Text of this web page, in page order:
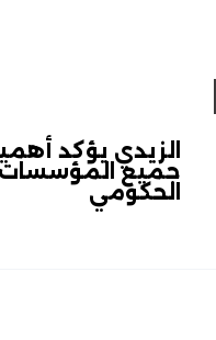
الزيدي يؤكد
جميع المؤسسات
الحكومي